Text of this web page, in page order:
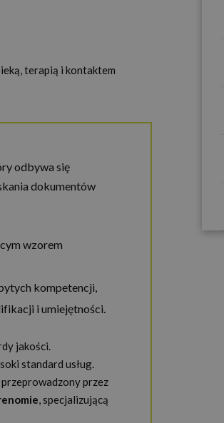
terapią i kontaktem
odbywa się
dokumentów
wzorem
kompetencji,
i umiejętności.
jakości.
standard usług.
przez
, specjalizującą